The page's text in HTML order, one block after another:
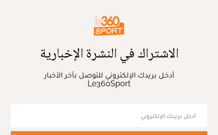
الاشتراك في النشرة الإخبارية
أدخل بريدك الإلكتروني للتوصل بآخر الأخبار
Le360Sport